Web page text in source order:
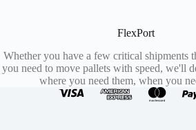
FlexPort
Whether you have a few critical shipments
you need to move pallets with speed, we'll
where you need them, when you